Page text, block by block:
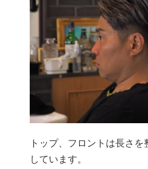
トップ、フロントは長さ
しています。